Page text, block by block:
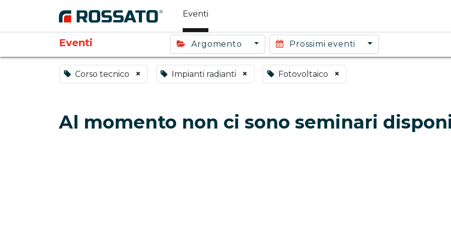
Eventi
Eventi Argomento Prossimi eventi
Corso tecnico × Impianti radianti × Fotovoltaico ×
Al momento non ci sono seminari